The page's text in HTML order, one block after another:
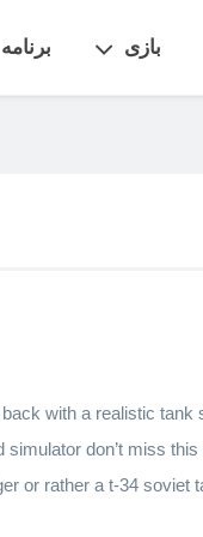
بازی برنامه
back with a realistic
simulator don’t miss
or rather a t-34 soviet